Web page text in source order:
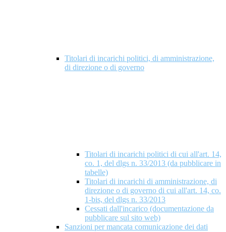
Titolari di incarichi politici, di amministrazione,
di direzione o di governo
Titolari di incarichi politici di cui all'art. 14,
co. 1, del dlgs n. 33/2013 (da pubblicare in
tabelle)
Titolari di incarichi di amministrazione, di
direzione o di governo di cui all'art. 14, co.
1-bis, del dlgs n. 33/2013
Cessati dall'incarico (documentazione da
pubblicare sul sito web)
Sanzioni per mancata comunicazione dei dati